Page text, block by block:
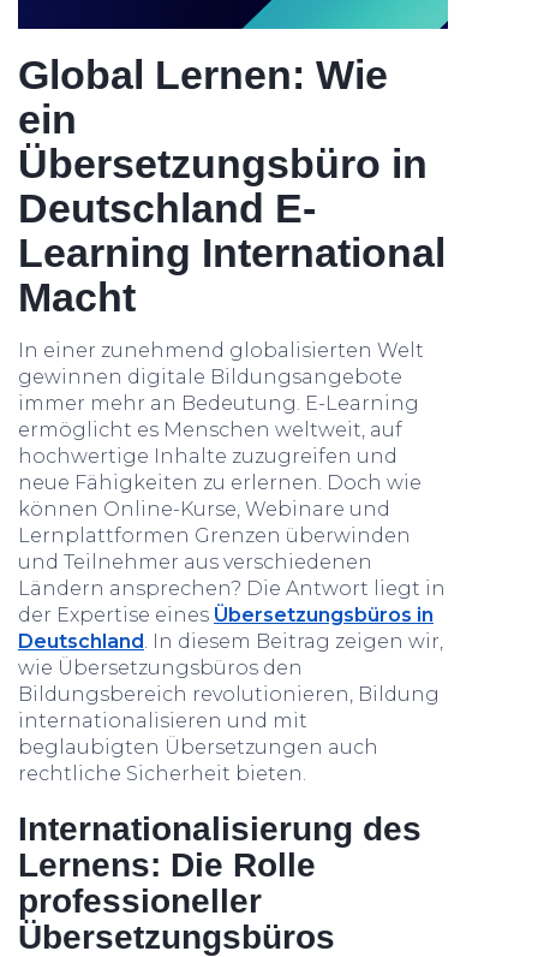
Global Lernen: Wie
ein
Übersetzungsbüro in
Deutschland E-
Learning International
Macht
In einer zunehmend globalisierten Welt
gewinnen digitale Bildungsangebote
immer mehr an Bedeutung. E-Learning
ermöglicht es Menschen weltweit, auf
hochwertige Inhalte zuzugreifen und
neue Fähigkeiten zu erlernen. Doch wie
können Online-Kurse, Webinare und
Lernplattformen Grenzen überwinden
und Teilnehmer aus verschiedenen
Ländern ansprechen? Die Antwort liegt in
der Expertise eines Übersetzungsbüros in
Deutschland. In diesem Beitrag zeigen wir,
wie Übersetzungsbüros den
Bildungsbereich revolutionieren, Bildung
internationalisieren und mit
beglaubigten Übersetzungen auch
rechtliche Sicherheit bieten.
Internationalisierung des
Lernens: Die Rolle
professioneller
Übersetzungsbüros